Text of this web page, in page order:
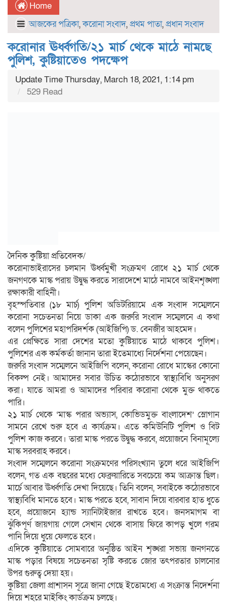
Home
আজকের পত্রিকা,করোনা সংবাদ,প্রথম পাতা,প্রধান সংবাদ
করোনার ঊর্ধ্বগতি/২১ মার্চ থেকে মাঠে নামছে
পুলিশ, কুষ্টিয়াতেও পদক্ষেপ
Update Time Thursday, March 18, 2021, 1:14 pm
529 Read
দৈনিক কুষ্টিয়া প্রতিবেদক/
করোনাভাইরাসের চলমান ঊর্ধ্বমুখী সংক্রমণ রোধে ২১ মার্চ থেকে
জনগণকে মাস্ক পরায় উদ্বুদ্ধ করতে সারাদেশে মাঠে নামবে আইনশৃঙ্খলা
রক্ষাকারী বাহিনী।
বৃহস্পতিবার (১৮ মার্চ) পুলিশ অডিটরিয়ামে এক সংবাদ সম্মেলনে
করোনা সচেতনতা নিয়ে ডাকা এক জরুরি সংবাদ সম্মেলনে এ কথা
বলেন পুলিশের মহাপরিদর্শক (আইজিপি) ড. বেনজীর আহমেদ।
এর প্রেক্ষিতে সারা দেশের মতো কুষ্টিয়াতে মাঠে থাকবে পুলিশ।
পুলিশের এক কর্মকর্তা জানান তারা ইতেমাধ্যে নির্দেশনা পেয়েছেন।
জরুরি সংবাদ সম্মেলনে আইজিপি বলেন, করোনা রোধে মাস্কের কোনো
বিকল্প নেই। আমাদের সবার উচিত কঠোরভাবে স্বাস্থ্যবিধি অনুসরণ
করা। যাতে আমরা ও আমাদের পরিবার করোনা থেকে মুক্ত থাকতে
পারি।
২১ মার্চ থেকে ‘মাস্ক পরার অভ্যাস, কোভিডমুক্ত বাংলাদেশ’ স্লোগান
সামনে রেখে শুরু হবে এ কার্যক্রম। এতে কমিউনিটি পুলিশ ও বিট
পুলিশ কাজ করবে। তারা মাস্ক পরতে উদ্বুদ্ধ করবে, প্রয়োজনে বিনামূল্যে
মাস্ক সরবরাহ করবে।
সংবাদ সম্মেলনে করোনা সংক্রমণের পরিসংখ্যান তুলে ধরে আইজিপি
বলেন, গত এক বছরের মধ্যে ফেব্রুয়ারিতে সবচেয়ে কম আক্রান্ত ছিল।
মার্চে আবার ঊর্ধ্বগতি দেখা দিয়েছে। তিনি বলেন, সবাইকে কঠোরভাবে
স্বাস্থ্যবিধি মানতে হবে। মাস্ক পরতে হবে, সাবান দিয়ে বারবার হাত ধুতে
হবে, প্রয়োজনে হ্যান্ড স্যানিটাইজার রাখতে হবে। জনসমাগম বা
ঝুঁকিপূর্ণ জায়গায় গেলে সেখান থেকে বাসায় ফিরে কাপড় খুলে গরম
পানি দিয়ে ধুয়ে ফেলতে হবে।
এদিকে কুষ্টিয়াতে সোমবারে অনুষ্ঠিত আইন শৃঙ্খরা সভায় জনগনতে
মাস্ক পড়ার বিষয়ে সচেতনতা সৃষ্টি করতে জোর তৎপরতার চালনোর
উপর গুরুত্ব দেয়া হয়।
কুষ্টিয়া জেলা প্রাশাসন সূত্রে জানা গেছে ইতোমধ্যে এ সংক্রান্ত নিদের্শনা
দিয়ে শহরে মাইকিং কার্ডক্রম চলছে।